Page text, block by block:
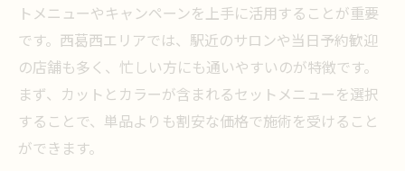
トメニューやキャンペーンを上手に活用することが重要
です。西葛西エリアでは、駅近のサロンや当日予約歓迎
の店舗も多く、忙しい方にも通いやすいのが特徴です。
まず、カットとカラーが含まれるセットメニューを選択
することで、単品よりも割安な価格で施術を受けること
ができます。